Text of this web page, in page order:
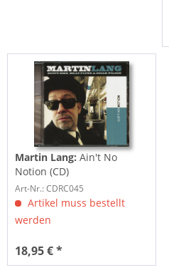
Martin Lang:Ain't No
Notion (CD)
Art-Nr.: CDRC045
Artikel muss bestellt
werden
18,95 € *